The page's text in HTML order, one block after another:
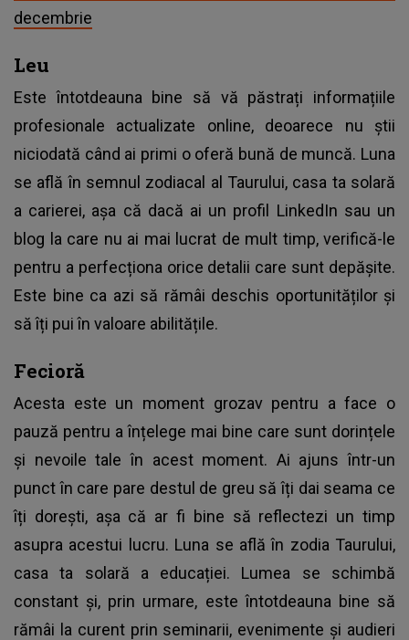
decembrie
Leu
Este întotdeauna bine să vă păstrați informațiile
profesionale actualizate online, deoarece nu știi
niciodată când ai primi o oferă bună de muncă. Luna
se află în semnul zodiacal al Taurului, casa ta solară
a carierei, așa că dacă ai un profil LinkedIn sau un
blog la care nu ai mai lucrat de mult timp, verifică-le
pentru a perfecționa orice detalii care sunt depășite.
Este bine ca azi să rămâi deschis oportunităților și
să îți pui în valoare abilitățile.
Fecioră
Acesta este un moment grozav pentru a face o
pauză pentru a înțelege mai bine care sunt dorințele
și nevoile tale în acest moment. Ai ajuns într-un
punct în care pare destul de greu să îți dai seama ce
îți dorești, așa că ar fi bine să reflectezi un timp
asupra acestui lucru. Luna se află în zodia Taurului,
casa ta solară a educației. Lumea se schimbă
constant și, prin urmare, este întotdeauna bine să
rămâi la curent prin seminarii, evenimente și audieri